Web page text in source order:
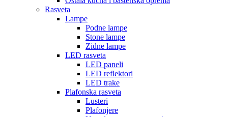
Rasveta
Lampe
Podne lampe
Stone lampe
Zidne lampe
LED rasveta
LED paneli
LED reflektori
LED trake
Plafonska rasveta
Lusteri
Plafonjere